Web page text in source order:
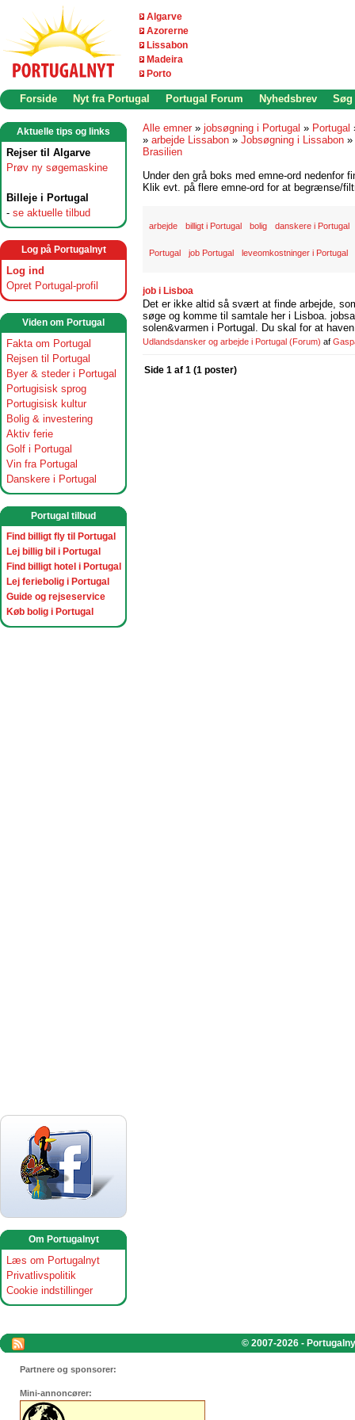
Algarve
Azorerne
Lissabon
Madeira
Porto
Forside Nyt fra Portugal Portugal Forum Nyhedsbrev Søg
Aktuelle tips og links
Rejser til Algarve
Prøv ny søgemaskine
Billeje i Portugal
- se aktuelle tilbud
Log på Portugalnyt
Log ind
Opret Portugal-profil
Viden om Portugal
Fakta om Portugal
Rejsen til Portugal
Byer & steder i Portugal
Portugisisk sprog
Portugisisk kultur
Bolig & investering
Aktiv ferie
Golf i Portugal
Vin fra Portugal
Danskere i Portugal
Portugal tilbud
Find billigt fly til Portugal
Lej billig bil i Portugal
Find billigt hotel i Portugal
Lej feriebolig i Portugal
Guide og rejseservice
Køb bolig i Portugal
Om Portugalnyt
Læs om Portugalnyt
Privatlivspolitik
Cookie indstillinger
Alle emner » jobsøgning i Portugal » Portugal
» arbejde Lissabon » Jobsøgning i Lissabon »
Brasilien
Under den grå boks med emne-ord nedenfor
Klik evt. på flere emne-ord for at begrænse/
arbejde billigt i Portugal bolig danskere i Portugal
Portugal job Portugal leveomkostninger i Portugal
job i Lisboa
Det er ikke altid så svært at finde arbejde,
søge og komme til samtale her i Lisboa.
solen&varmen i Portugal. Du skal for at
Udlandsdansker og arbejde i Portugal (Forum) af
Side 1 af 1 (1 poster)
© 2007-2026 -
Partnere og sponsorer:
Mini-annoncører: